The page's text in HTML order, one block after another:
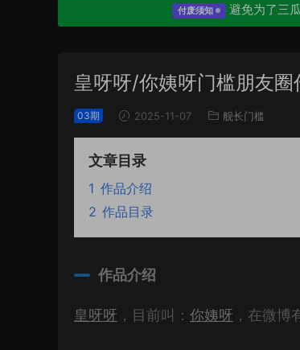
付废须知 避免为了三
皇呀呀/你姨呀门槛朋友圈
03期 2025-11-07 舰长门槛
文章目录
1 作品介绍
2 作品目录
作品介绍
皇呀呀 ，目前叫： 你姨呀 ，在微